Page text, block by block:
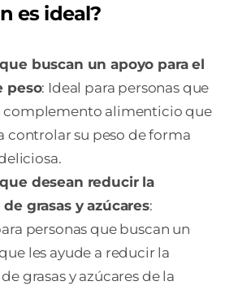
es ideal?
buscan un apoyo para el
peso: Ideal para personas que
complemento alimenticio que
controlar su peso de forma
desean reducir la
grasas y azúcares:
personas que buscan un
les ayude a reducir la
grasas y azúcares de la